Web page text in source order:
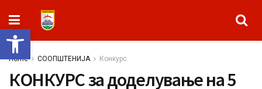
Open toolbar
Home СООПШТЕНИЈА Конкурс
КОНКУРС за доделување на 5